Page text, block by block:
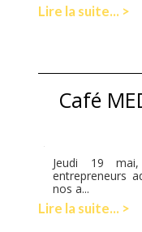
Lire la suite... >
Café
Jeudi 19
entrepreneurs
nos a...
Lire la suite... >